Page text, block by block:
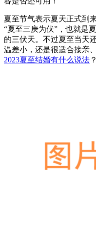
夏至节气表示夏天正式到
“夏至三庚为伏”，也就是
的三伏天。不过夏至当天
温差小，还是很适合接亲
2023夏至结婚有什么说法 ？